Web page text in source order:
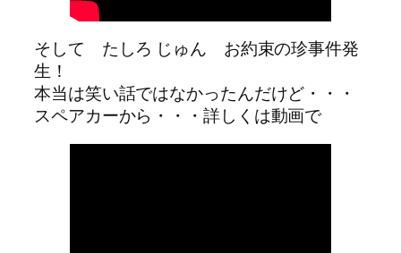
そして たしろ じゅん お約束の珍事件発
生！
本当は笑い話ではなかったんだけど・・・
スペアカーから・・・詳しくは動画で